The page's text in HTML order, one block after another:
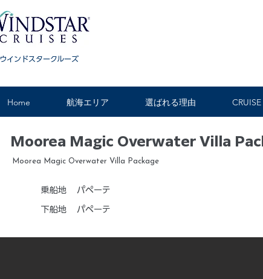
ウインドスタークルーズ
Home 航海エリア 選ばれる理由
Moorea Magic Overwater Villa
Moorea Magic Overwater Villa Package
乗船地 パペーテ
下船地 パペーテ